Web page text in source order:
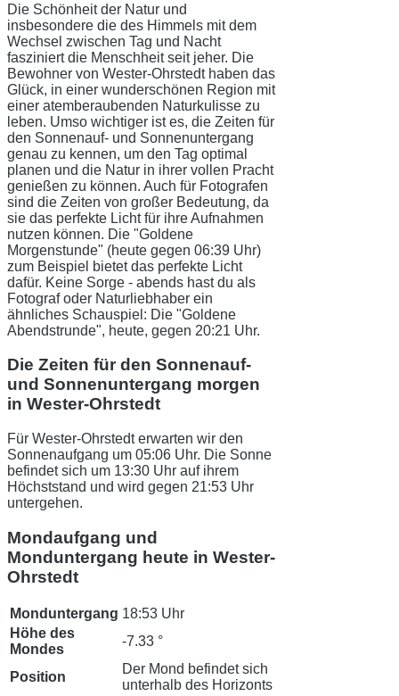
Die Schönheit der Natur und
insbesondere die des Himmels mit dem
Wechsel zwischen Tag und Nacht
fasziniert die Menschheit seit jeher. Die
Bewohner von Wester-Ohrstedt haben das
Glück, in einer wunderschönen Region mit
einer atemberaubenden Naturkulisse zu
leben. Umso wichtiger ist es, die Zeiten für
den Sonnenauf- und Sonnenuntergang
genau zu kennen, um den Tag optimal
planen und die Natur in ihrer vollen Pracht
genießen zu können. Auch für Fotografen
sind die Zeiten von großer Bedeutung, da
sie das perfekte Licht für ihre Aufnahmen
nutzen können. Die "Goldene
Morgenstunde" (heute gegen 06:39 Uhr)
zum Beispiel bietet das perfekte Licht
dafür. Keine Sorge - abends hast du als
Fotograf oder Naturliebhaber ein
ähnliches Schauspiel: Die "Goldene
Abendstrunde", heute, gegen 20:21 Uhr.
Die Zeiten für den Sonnenauf-
und Sonnenuntergang morgen
in Wester-Ohrstedt
Für Wester-Ohrstedt erwarten wir den
Sonnenaufgang um 05:06 Uhr. Die Sonne
befindet sich um 13:30 Uhr auf ihrem
Höchststand und wird gegen 21:53 Uhr
untergehen.
Mondaufgang und
Monduntergang heute in Wester-
Ohrstedt
Monduntergang 18:53 Uhr
Höhe des
Mondes
-7.33 °
Position
Der Mond befindet sich
unterhalb des Horizonts